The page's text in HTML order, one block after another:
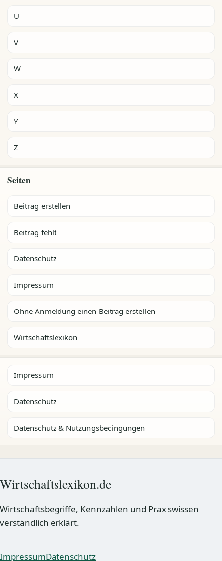
U
V
W
X
Y
Z
Seiten
Beitrag erstellen
Beitrag fehlt
Datenschutz
Impressum
Ohne Anmeldung einen Beitrag erstellen
Wirtschaftslexikon
Impressum
Datenschutz
Datenschutz & Nutzungsbedingungen
Wirtschaftslexikon.de
Wirtschaftsbegriffe, Kennzahlen und Praxiswissen
verständlich erklärt.
ImpressumDatenschutz